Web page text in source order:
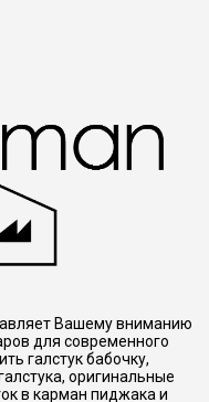
Вашему вниманию
для современного
галстук бабочку,
оригинальные
в карман пиджака и